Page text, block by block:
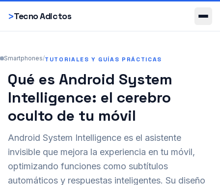
>Tecno Adictos
Smartphones
Smartphones/TUTORIALES Y GUÍAS PRÁCTICAS
Qué es Android System
Intelligence: el cerebro
oculto de tu móvil
Android System Intelligence es el asistente
invisible que mejora la experiencia en tu móvil,
optimizando funciones como subtítulos
automáticos y respuestas inteligentes. Su diseño